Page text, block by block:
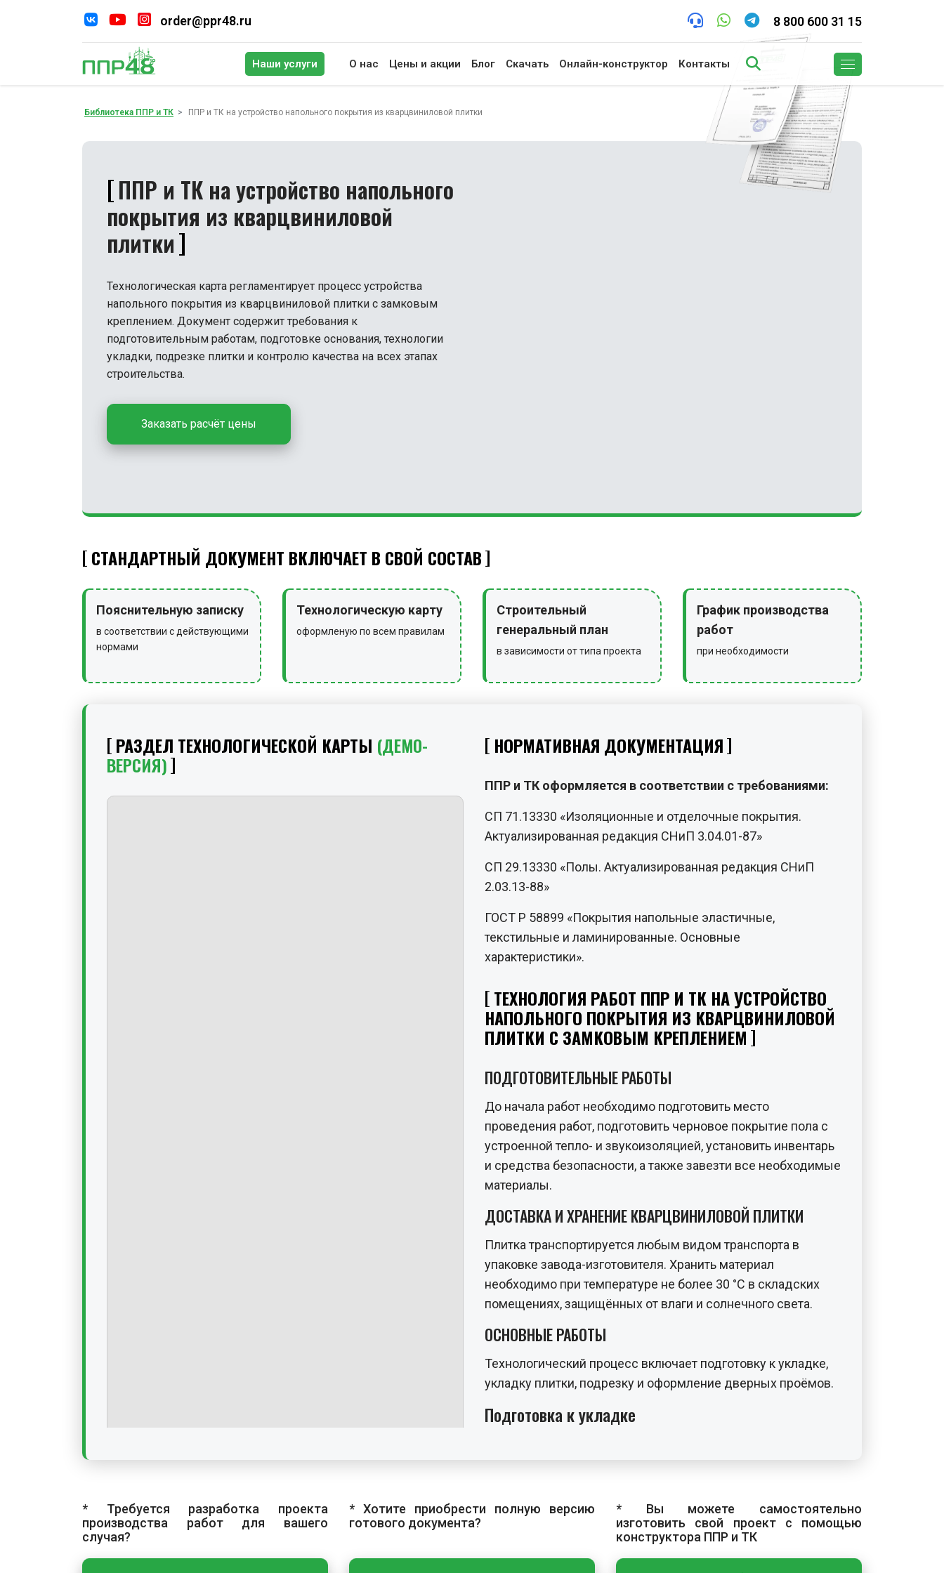
order@ppr48.ru 8 800 600 31 15
Наши услуги О нас Цены и акции Блог Скачать Онлайн-конструктор Контакты
Библиотека ППР и ТК ППР и ТК на устройство напольного покрытия из кварцвиниловой плитки
ППР и ТК на устройство напольного
покрытия из кварцвиниловой
плитки
Технологическая карта регламентирует процесс устройства
напольного покрытия из кварцвиниловой плитки с замковым
креплением. Документ содержит требования к
подготовительным работам, подготовке основания, технологии
укладки, подрезке плитки и контролю качества на всех этапах
строительства.
Заказать расчёт цены
СТАНДАРТНЫЙ ДОКУМЕНТ ВКЛЮЧАЕТ В СВОЙ СОСТАВ
Пояснительную записку
в соответствии с действующими
нормами
Технологическую карту
оформленую по всем правилам
Строительный
генеральный план
в зависимости от типа проекта
График производства
работ
при необходимости
РАЗДЕЛ ТЕХНОЛОГИЧЕСКОЙ КАРТЫ (ДЕМО-
ВЕРСИЯ)
НОРМАТИВНАЯ ДОКУМЕНТАЦИЯ
ППР и ТК оформляется в соответствии с требованиями:
СП 71.13330 «Изоляционные и отделочные покрытия.
Актуализированная редакция СНиП 3.04.01-87»
СП 29.13330 «Полы. Актуализированная редакция СНиП
2.03.13-88»
ГОСТ Р 58899 «Покрытия напольные эластичные,
текстильные и ламинированные. Основные
характеристики».
ТЕХНОЛОГИЯ РАБОТ ППР И ТК НА УСТРОЙСТВО
НАПОЛЬНОГО ПОКРЫТИЯ ИЗ КВАРЦВИНИЛОВОЙ
ПЛИТКИ С ЗАМКОВЫМ КРЕПЛЕНИЕМ
ПОДГОТОВИТЕЛЬНЫЕ РАБОТЫ
До начала работ необходимо подготовить место
проведения работ, подготовить черновое покрытие пола с
устроенной тепло- и звукоизоляцией, установить инвентарь
и средства безопасности, а также завезти все необходимые
материалы.
ДОСТАВКА И ХРАНЕНИЕ КВАРЦВИНИЛОВОЙ ПЛИТКИ
Плитка транспортируется любым видом транспорта в
упаковке завода-изготовителя. Хранить материал
необходимо при температуре не более 30 °С в складских
помещениях, защищённых от влаги и солнечного света.
ОСНОВНЫЕ РАБОТЫ
Технологический процесс включает подготовку к укладке,
укладку плитки, подрезку и оформление дверных проёмов.
Подготовка к укладке
заделаны. Следует избегать попадания прямых солнечных
Укладка плитки
* Требуется разработка проекта
производства работ для вашего
случая?
* Хотите приобрести полную версию
готового документа?
* Вы можете самостоятельно
изготовить свой проект с помощью
конструктора ППР и ТК
Поиск